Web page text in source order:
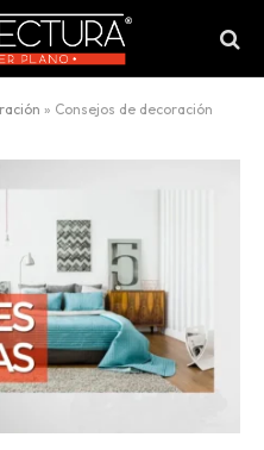
» Consejos de decoración